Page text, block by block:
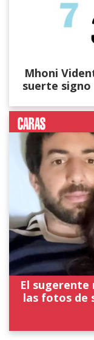
Mhoni
suerte
El sugerente
las fotos de